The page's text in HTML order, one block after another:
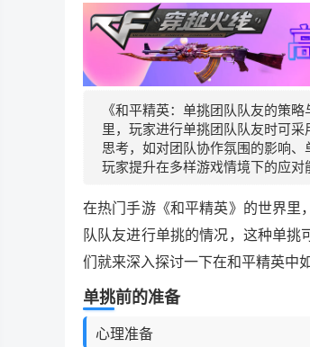
《和平精英：单挑团队队友的策
里，玩家进行单挑团队队友时可
思考，如对团队协作氛围的影响
玩家提升在多样游戏情境下的应对
在热门手游《和平精英》的世界里
队队友进行单挑的情况，这种单
们就来深入探讨一下在和平精英中
单挑前的准备
心理准备